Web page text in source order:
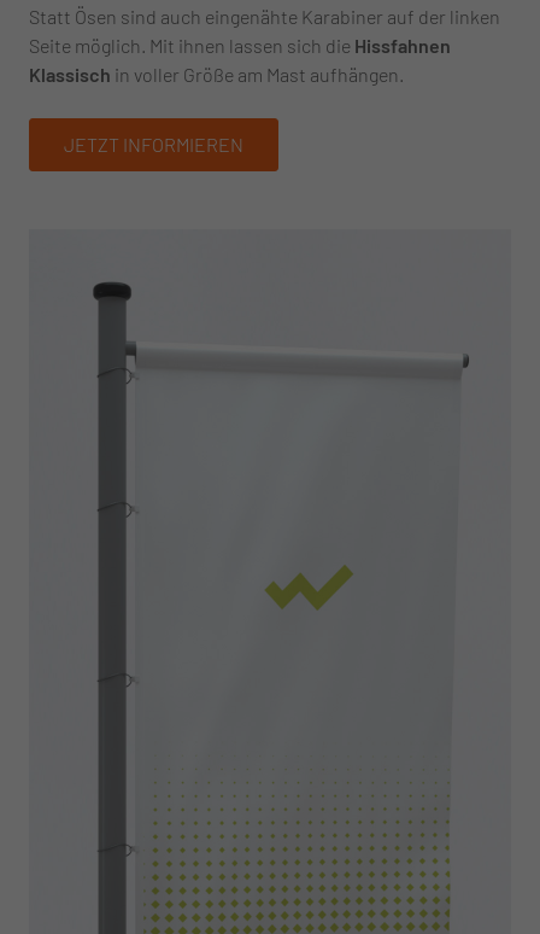
Statt Ösen sind auch eingenähte Karabiner auf der linken
Seite möglich. Mit ihnen lassen sich die Hissfahnen
Klassisch in voller Größe am Mast aufhängen.
JETZT INFORMIEREN